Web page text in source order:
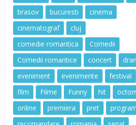
brasov
bucuresti
cinema
cinematograf
cluj
comedie romantica
Comedii
Comedii romantice
concert
eveniment
evenimente
festival
film
Filme Funny hit
online
premiera pret